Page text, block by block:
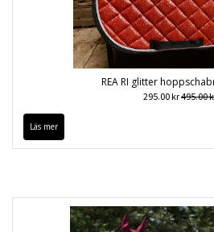
REA RI glitter
295.00 kr495.00
Läs mer